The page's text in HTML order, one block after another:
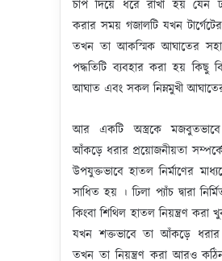
চাপ দিয়ে ধরে রাখা হয় যেন
করার সময় গজালটি যখন
তখন তা আকস্মিক আঘাতের
পদ্ধতিটি ব্যবহার করা হয় কিছু
আঘাত এবং সকল নিম্নমুখী আঘাতের
আর একটি অস্ত্রকে মজবুতভাবে
আঁকড়ে ধরার প্রয়োজনীয়তা
উপযুক্তভাবে হাতল নির্মাণের
সাধিত হয় । ঢিলা প্যাঁচ দ্বারা
কিংবা শিথিল হাতল নিয়ন্ত্রণ
যখন শক্তভাবে তা আঁকড়ে ধরার
তখন তা নিয়ন্ত্রণ করা আরও